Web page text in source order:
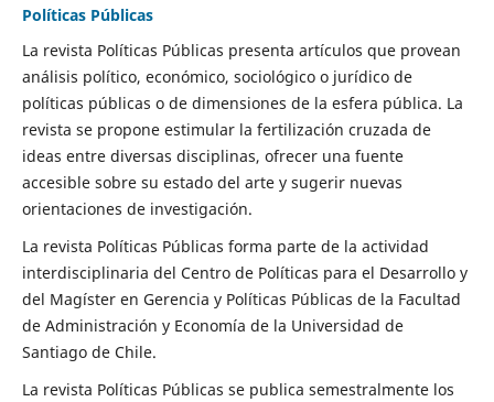
Políticas Públicas
La revista Políticas Públicas presenta artículos que provean
análisis político, económico, sociológico o jurídico de
políticas públicas o de dimensiones de la esfera pública. La
revista se propone estimular la fertilización cruzada de
ideas entre diversas disciplinas, ofrecer una fuente
accesible sobre su estado del arte y sugerir nuevas
orientaciones de investigación.
La revista Políticas Públicas forma parte de la actividad
interdisciplinaria del Centro de Políticas para el Desarrollo y
del Magíster en Gerencia y Políticas Públicas de la Facultad
de Administración y Economía de la Universidad de
Santiago de Chile.
La revista Políticas Públicas se publica semestralmente los